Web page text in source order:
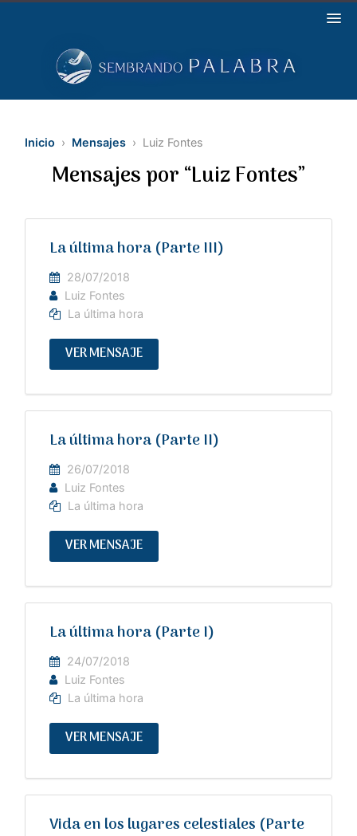
Inicio › Mensajes › Luiz Fontes
Mensajes por “Luiz Fontes”
La última hora (Parte III)
28/07/2018
Luiz Fontes
La última hora
VER MENSAJE
La última hora (Parte II)
26/07/2018
Luiz Fontes
La última hora
VER MENSAJE
La última hora (Parte I)
24/07/2018
Luiz Fontes
La última hora
VER MENSAJE
Vida en los lugares celestiales (Parte